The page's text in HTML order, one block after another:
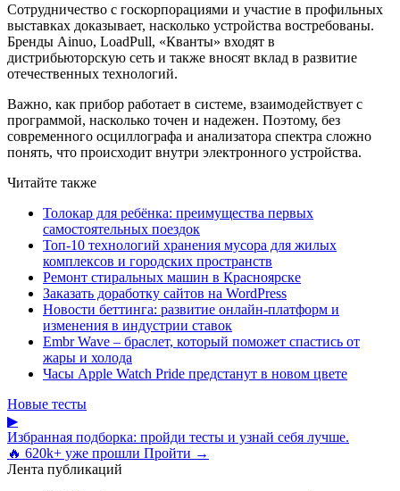
Сотрудничество с госкорпорациями и участие в профильных
выставках доказывает, насколько устройства востребованы.
Бренды Ainuo, LoadPull, «Кванты» входят в
дистрибьюторскую сеть и также вносят вклад в развитие
отечественных технологий.
Важно, как прибор работает в системе, взаимодействует с
программой, насколько точен и надежен. Поэтому, без
современного осциллографа и анализатора спектра сложно
понять, что происходит внутри электронного устройства.
Читайте также
Толокар для ребёнка: преимущества первых
самостоятельных поездок
Топ-10 технологий хранения мусора для жилых
комплексов и городских пространств
Ремонт стиральных машин в Красноярске
Заказать доработку сайтов на WordPress
Новости беттинга: развитие онлайн-платформ и
изменения в индустрии ставок
Embr Wave – браслет, который поможет спастись от
жары и холода
Часы Apple Watch Pride предстанут в новом цвете
Новые тесты
▶
Избранная подборка: пройди тесты и узнай себя лучше.
🔥 620k+ уже прошли Пройти →
Лента публикаций